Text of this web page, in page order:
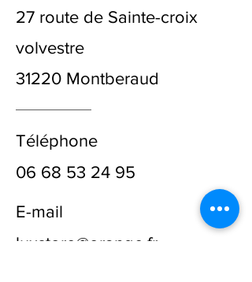
27 route de Sainte-croix
volvestre
31220 Montberaud
Téléphone
06 68 53 24 95
E-mail
luxstore@orange.fr